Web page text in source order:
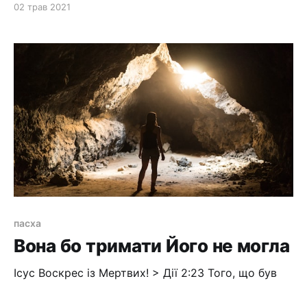
до живої надії через воскресення з мертвих Ісуса
нетлінну й непорочну та нев'янучу, заховану в небі
02 трав 2021
пасха
Вона бо тримати Його не могла
Ісус Воскрес із Мертвих! > Дії 2:23 Того, що був